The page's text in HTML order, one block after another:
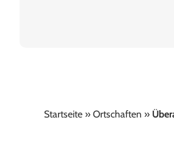
Startseite » Ortschaften »